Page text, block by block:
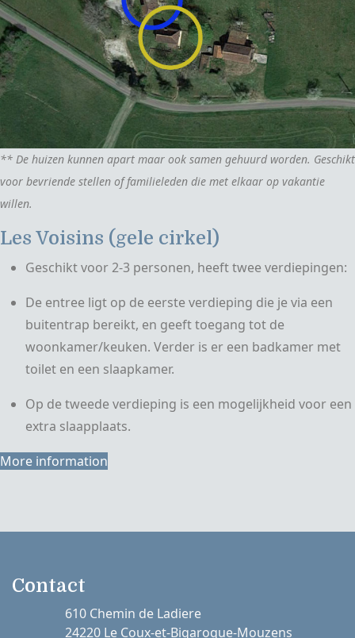
** De huizen kunnen apart maar ook samen gehuurd worden. Geschikt
voor bevriende stellen of familieleden die met elkaar op vakantie
willen.
Les Voisins (gele cirkel)
Geschikt voor 2-3 personen, heeft twee verdiepingen:
De entree ligt op de eerste verdieping die je via een
buitentrap bereikt, en geeft toegang tot de
woonkamer/keuken. Verder is er een badkamer met
toilet en een slaapkamer.
Op de tweede verdieping is een mogelijkheid voor een
extra slaapplaats.
More information
Contact
610 Chemin de Ladiere
24220 Le Coux-et-Bigaroque-Mouzens